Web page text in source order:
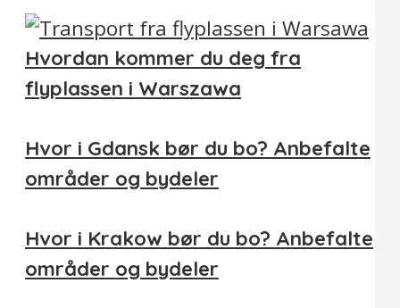
Hvordan kommer du deg fra
flyplassen i Warszawa
Hvor i Gdansk bør du bo? Anbefalte
områder og bydeler
Hvor i Krakow bør du bo? Anbefalte
områder og bydeler